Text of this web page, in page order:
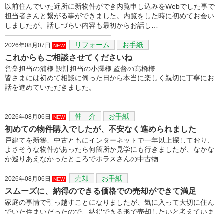
以前住んでいた近所に新物件ができ内覧申し込みをWebでした事で
担当者さんと繋がる事ができました。内覧をした時に初めてお会い
しましたが、話しづらい内容も最初からお話し…
2026年08月07日 NEW リフォーム お手紙
これからもご相談させてくださいね
営業担当の浦様 設計担当の小澤様 監督の髙橋様
皆さまには初めて相談に伺った日から本当に楽しく親切に丁寧にお
話を進めていただきました。
2026年08月06日 NEW 仲 介 お手紙
初めての物件購入でしたが、不安なく進められました
戸建てを新築、中古ともにインターネットで一年以上探しており、
よさそうな物件があったら何箇所か見学にも行きましたが、なかな
か巡りあえなかったところでポラスさんの中古物…
2026年08月06日 NEW 売却 お手紙
スムーズに、納得のできる価格での売却ができて満足
家庭の事情で引っ越すことになりましたが、気に入って大切に住ん
でいた住まいだったので、納得できる形で売却したいと考えていま